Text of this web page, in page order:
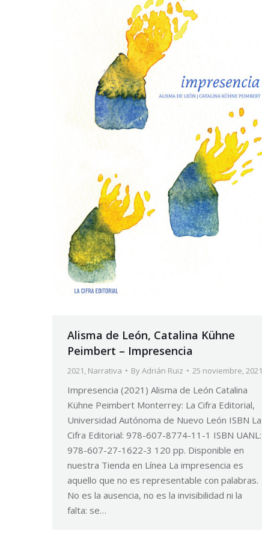
Alisma de León, Catalina Kühne
Peimbert – Impresencia
2021, Narrativa ByAdrián Ruiz 25 noviembre, 2021
Impresencia (2021) Alisma de León Catalina
Kühne Peimbert Monterrey: La Cifra Editorial,
Universidad Autónoma de Nuevo León ISBN La
Cifra Editorial: 978-607-8774-11-1 ISBN UANL:
978-607-27-1622-3 120 pp. Disponible en
nuestra Tienda en Línea La impresencia es
aquello que no es representable con palabras.
No es la ausencia, no es la invisibilidad ni la
falta: se…